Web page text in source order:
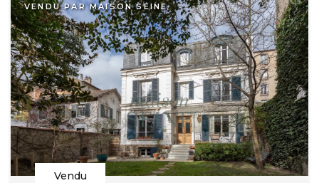
VENDU PAR MAISON SEINE
Vendu